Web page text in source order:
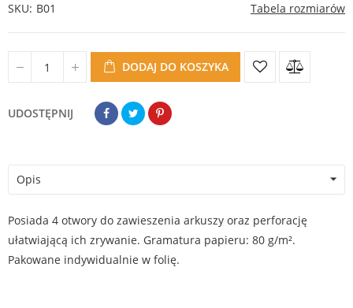
Tabela rozmiarów
SKU B01
DODAJ DO KOSZYKA
UDOSTĘPNIJ
Opis
Posiada 4 otwory do zawieszenia arkuszy oraz perforację
ułatwiającą ich zrywanie. Gramatura papieru: 80 g/m².
Pakowane indywidualnie w folię.